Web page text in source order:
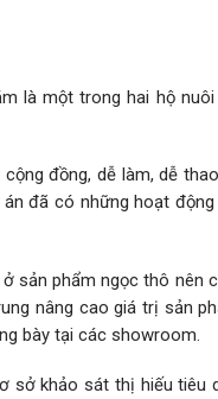
là một trong hai hộ nuôi
đồng, dễ làm, dễ
đã có những hoạt động
sản phẩm ngọc thô nên
nâng cao giá trị sản
bày tại các showroom.
sở khảo sát thị hiếu tiêu